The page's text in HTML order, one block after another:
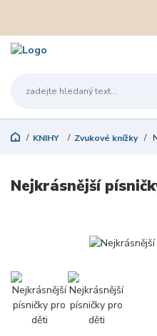
KNIHY Zvukové knížky
Nejkrásnější